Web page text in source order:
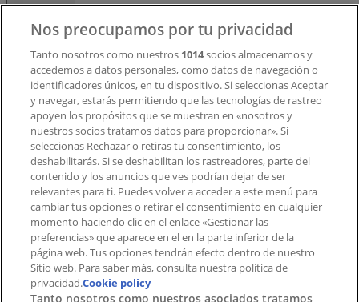
Contacto comercial y de marketing
Tienda mal colocada en el mapa
Notificar un folleto
¿Encontraste un problema en la web o en la
aplicación?
Índices
Marcas
Marcas locales
Negocios
Nos preocupamos por tu privacidad
Tanto nosotros como nuestros 1014socios almacenamos y
accedemos a datos personales, como datos de navegación o
identificadores únicos, en tu dispositivo. Si seleccionas Aceptar
y navegar, estarás permitiendo que las tecnologías de rastreo
apoyen los propósitos que se muestran en «nosotros y
nuestros socios tratamos datos para proporcionar». Si
seleccionas Rechazar o retiras tu consentimiento, los
deshabilitarás. Si se deshabilitan los rastreadores, parte del
contenido y los anuncios que ves podrían dejar de ser
relevantes para ti. Puedes volver a acceder a este menú para
cambiar tus opciones o retirar el consentimiento en cualquier
momento haciendo clic en el enlace «Gestionar las
preferencias» que aparece en el en la parte inferior de la
página web. Tus opciones tendrán efecto dentro de nuestro
Sitio web. Para saber más, consulta nuestra política de
privacidad.Cookie policy
Tanto nosotros como nuestros asociados tratamos